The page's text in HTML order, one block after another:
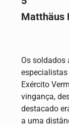
Matthäus
Os soldados
Exército
vingança,
destacado
a uma